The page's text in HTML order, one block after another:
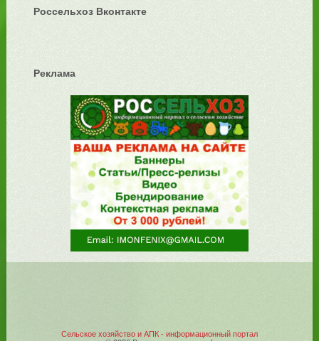
Россельхоз Вконтакте
Реклама
Сельское хозяйство и АПК - информационный портал